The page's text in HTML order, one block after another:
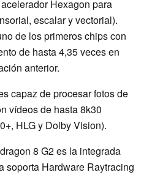
Hexagon para
escalar y vectorial).
de los primeros chips con
de hasta 4,35 veces en
anterior.
capaz de procesar fotos de
vídeos de hasta 8k30
HLG y Dolby Vision).
8 G2 es la integrada
soporta Hardware Raytracing